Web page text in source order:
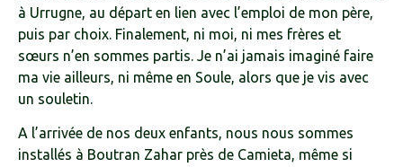
à Urrugne, au départ en lien avec l’emploi de mon père,
puis par choix. Finalement, ni moi, ni mes frères et
sœurs n’en sommes partis. Je n’ai jamais imaginé faire
ma vie ailleurs, ni même en Soule, alors que je vis avec
un souletin.
A l’arrivée de nos deux enfants, nous nous sommes
installés à Boutran Zahar près de Camieta, même si